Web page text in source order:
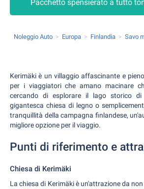
Pacchetto spensierato a tutto
Noleggio Auto Europa Finlandia Savo
Kerimäki è un villaggio affascinante e
per i viaggiatori che amano macinare
cercando di esplorare il lago storico di
gigantesca chiesa di legno o
tranquillità della campagna finlandese,
migliore opzione per il viaggio.
Punti di riferimento e
Chiesa di Kerimäki
La chiesa di Kerimäki è un'attrazione da